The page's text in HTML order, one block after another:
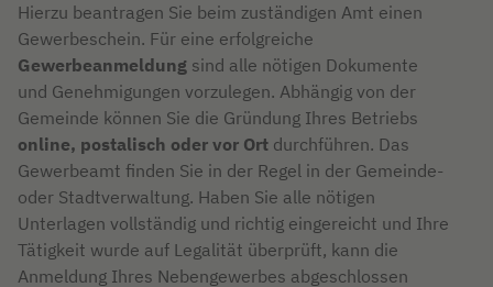
Hierzu beantragen Sie beim zuständigen Amt einen
Gewerbeschein. Für eine erfolgreiche
Gewerbeanmeldung sind alle nötigen Dokumente
und Genehmigungen vorzulegen. Abhängig von der
Gemeinde können Sie die Gründung Ihres Betriebs
online, postalisch oder vor Ort durchführen. Das
Gewerbeamt finden Sie in der Regel in der Gemeinde-
oder Stadtverwaltung. Haben Sie alle nötigen
Unterlagen vollständig und richtig eingereicht und Ihre
Tätigkeit wurde auf Legalität überprüft, kann die
Anmeldung Ihres Nebengewerbes abgeschlossen